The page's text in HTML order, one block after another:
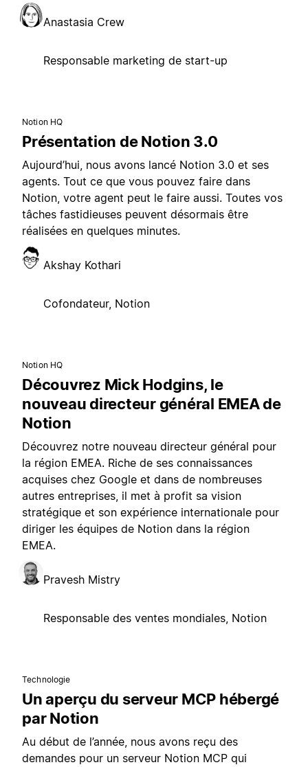
Anastasia Crew
Responsable marketing de start-up
Notion HQ
Présentation de Notion 3.0
Aujourd’hui, nous avons lancé Notion 3.0 et ses
agents. Tout ce que vous pouvez faire dans
Notion, votre agent peut le faire aussi. Toutes vos
tâches fastidieuses peuvent désormais être
réalisées en quelques minutes.
Akshay Kothari
Cofondateur, Notion
Notion HQ
Découvrez Mick Hodgins, le
nouveau directeur général EMEA de
Notion
Découvrez notre nouveau directeur général pour
la région EMEA. Riche de ses connaissances
acquises chez Google et dans de nombreuses
autres entreprises, il met à profit sa vision
stratégique et son expérience internationale pour
diriger les équipes de Notion dans la région
EMEA.
Pravesh Mistry
Responsable des ventes mondiales, Notion
Technologie
Un aperçu du serveur MCP hébergé
par Notion
Au début de l’année, nous avons reçu des
demandes pour un serveur Notion MCP qui